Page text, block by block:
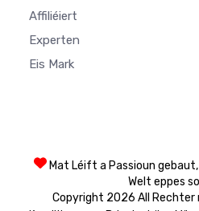
Affiliéiert
Experten
Eis Mark
Mat Léift a Passioun
Welt eppes
Copyright 2026 All Rechter